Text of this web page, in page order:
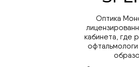
Оптика
кабинета, где